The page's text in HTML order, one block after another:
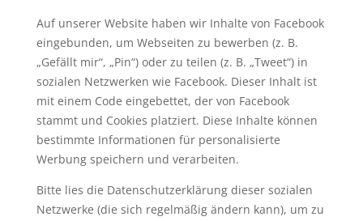
Auf unserer Website haben wir Inhalte von Facebook
eingebunden, um Webseiten zu bewerben (z. B.
„Gefällt mir“, „Pin“) oder zu teilen (z. B. „Tweet“) in
sozialen Netzwerken wie Facebook. Dieser Inhalt ist
mit einem Code eingebettet, der von Facebook
stammt und Cookies platziert. Diese Inhalte können
bestimmte Informationen für personalisierte
Werbung speichern und verarbeiten.
Bitte lies die Datenschutzerklärung dieser sozialen
Netzwerke (die sich regelmäßig ändern kann), um zu